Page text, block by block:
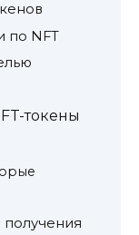
по NFT
токены